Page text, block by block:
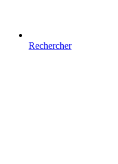
Rechercher